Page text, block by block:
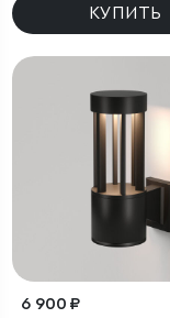
Tetro 10W 4000K
КУПИТЬ
6 900 ₽